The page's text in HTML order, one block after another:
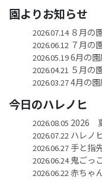
園よりお知らせ
2026.07.14８月の
2026.06.12 ７月の
2026.05.196月の園
2026.04.21 ５月の
2026.03.274月の園
今日のハレノヒ
2026.08.05 2026
2026.07.22 ハレノ
2026.06.27手と指
2026.06.24鬼ごっ
2026.06.22 赤ちゃ